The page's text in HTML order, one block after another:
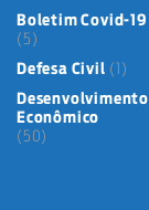
Boletim Covid-19
(5)
Defesa Civil (1)
Desenvolvimento
Econômico
(50)